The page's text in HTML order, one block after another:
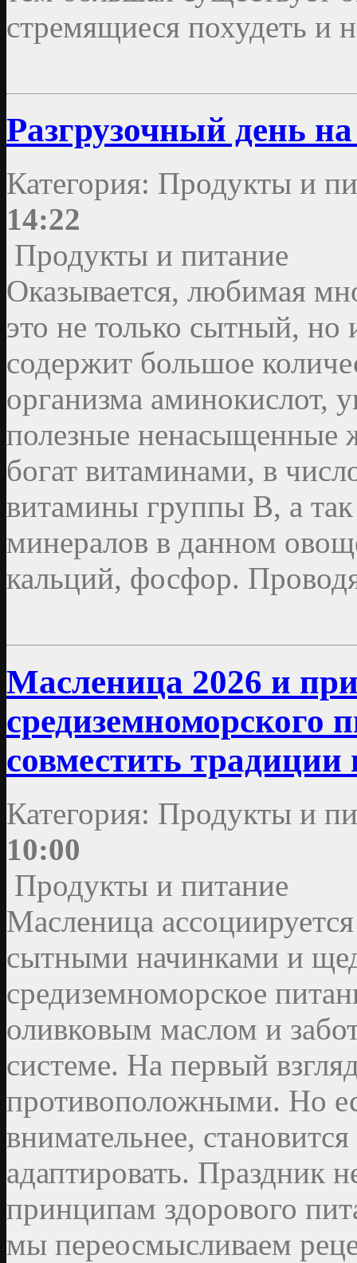
стремящиеся похудеть и
Разгрузочный день
Категория: Продукты и
14:22
Продукты и питание
Оказывается, любимая
это не только сытный,
содержит большое
организма аминокислот,
полезные ненасыщенные
богат витаминами, в
витамины группы В, а
минералов в данном
кальций, фосфор.
Масленица 2026 и
средиземноморского
совместить традиции
Категория: Продукты и
10:00
Продукты и питание
Масленица
сытными начинками и
средиземноморское
оливковым маслом и
системе. На первый
противоположными. Но
внимательнее,
адаптировать. Праздник
принципам здорового
мы переосмысливаем